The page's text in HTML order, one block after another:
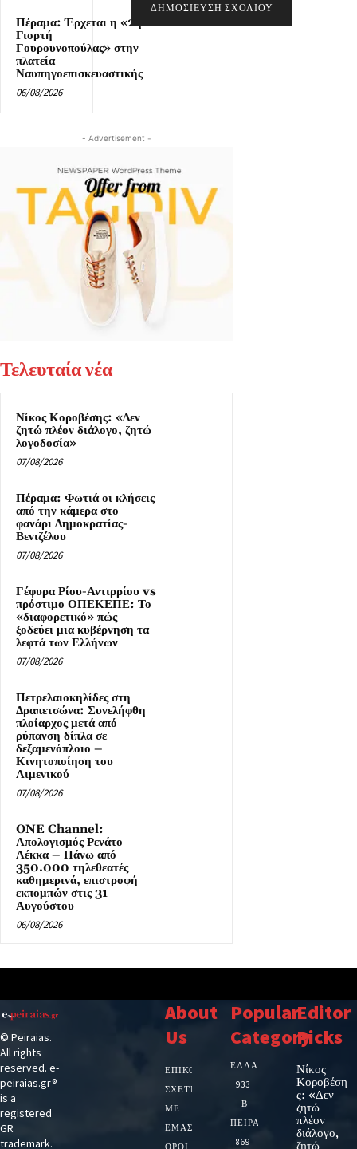
Πέραμα: Έρχεται η «2η
Γιορτή
Γουρουνοπούλας» στην
πλατεία
Ναυπηγοεπισκευαστικής
06/08/2026
- Advertisement -
Τελευταία νέα
Νίκος Κοροβέσης: «Δεν
ζητώ πλέον διάλογο, ζητώ
λογοδοσία»
07/08/2026
Πέραμα: Φωτιά οι κλήσεις
από την κάμερα στο
φανάρι Δημοκρατίας-
Βενιζέλου
07/08/2026
Γέφυρα Ρίου-Αντιρρίου vs
πρόστιμο ΟΠΕΚΕΠΕ: Το
«διαφορετικό» πώς
ξοδεύει μια κυβέρνηση τα
λεφτά των Ελλήνων
07/08/2026
Πετρελαιοκηλίδες στη
Δραπετσώνα: Συνελήφθη
πλοίαρχος μετά από
ρύπανση δίπλα σε
δεξαμενόπλοιο –
Κινητοποίηση του
Λιμενικού
07/08/2026
ONE Channel:
Απολογισμός Ρενάτο
Λέκκα – Πάνω από
350.000 τηλεθεατές
καθημερινά, επιστροφή
εκπομπών στις 31
Αυγούστου
06/08/2026
© Peiraias.
All rights
reserved. e-
peiraias.gr®
is a
registered
GR
trademark.
About
Us
ΕΠΙΚΟΙΝΩΝΙΑ
ΣΧΕΤΙΚΆ
ΜΕ
ΕΜΆΣ
Popular
Category
ΕΛΛΑΔΑ
933
Β
ΠΕΙΡΑΙΑ
869
Editor
Picks
Νίκος
Κοροβέση
ς: «Δεν
ζητώ
πλέον
διάλογο,